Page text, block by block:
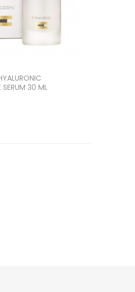
SERUM 30 ML